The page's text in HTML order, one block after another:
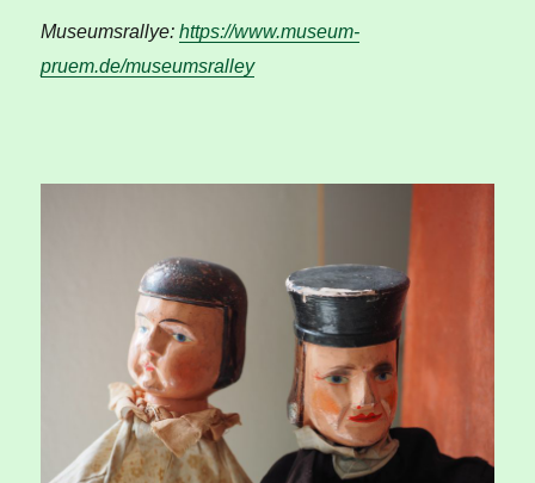
Museumsrallye:https://www.museum-
pruem.de/museumsralley